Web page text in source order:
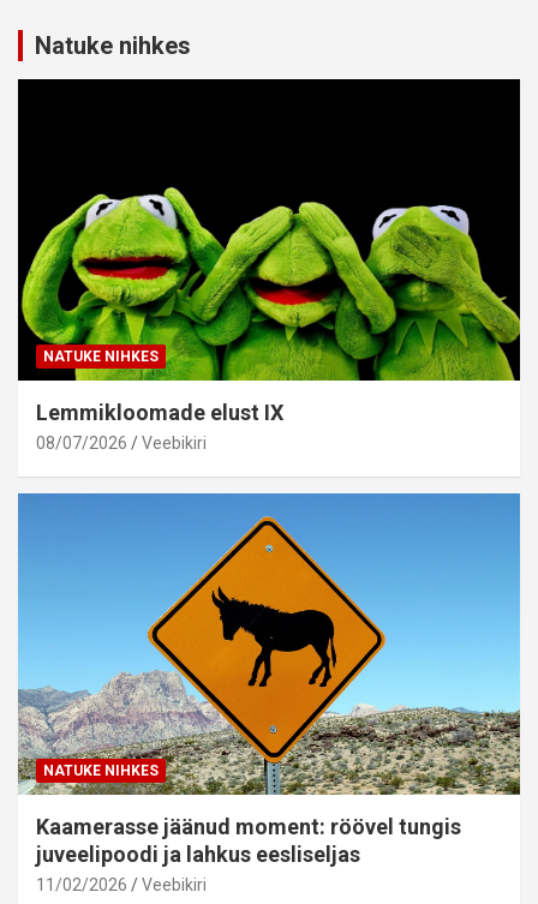
Natuke nihkes
NATUKE NIHKES
Lemmikloomade elust IX
08/07/2026 Veebikiri
NATUKE NIHKES
Kaamerasse jäänud moment: röövel tungis
juveelipoodi ja lahkus eesliseljas
11/02/2026 Veebikiri